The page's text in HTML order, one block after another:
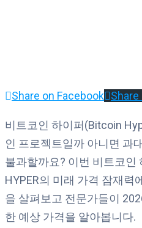
Share on Facebook
비트코인 하이퍼(Bitcoin
인 프로젝트일까 아니면 과
불과할까요? 이번 비트코인
HYPER의 미래 가격 잠재력
을 살펴보고 전문가들이
한 예상 가격을 알아봅니다.